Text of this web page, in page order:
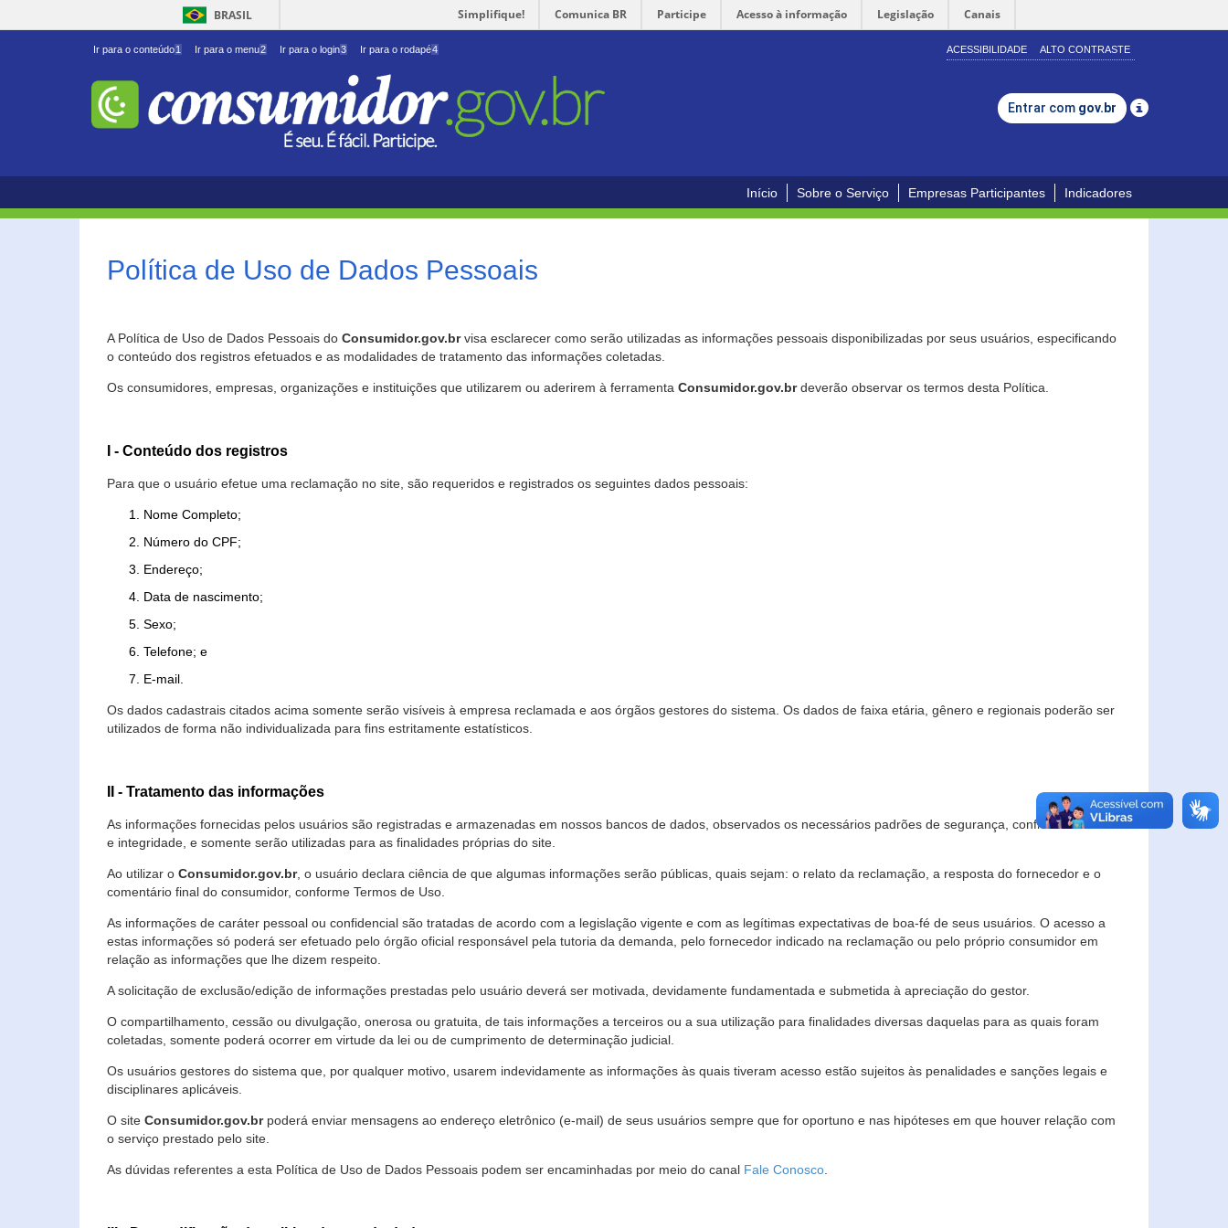
BRASIL Simplifique! Comunica BR Participe Acesso à informação Legislação Canais
Ir para o conteúdo1 Ir para o menu2 Ir para o login3 Ir para o rodapé4 ACESSIBILIDADE ALTO CONTRASTE
Entrar com gov.br
Início Sobre o Serviço Empresas Participantes Indicadores
Política de Uso de Dados Pessoais
A Política de Uso de Dados Pessoais do Consumidor.gov.brvisa esclarecer como serão utilizadas as informações pessoais disponibilizadas por seus usuários, especificando
o conteúdo dos registros efetuados e as modalidades de tratamento das informações coletadas.
Os consumidores, empresas, organizações e instituições que utilizarem ou aderirem à ferramenta Consumidor.gov.brdeverão observar os termos desta Política.
I - Conteúdo dos registros
Para que o usuário efetue uma reclamação no site, são requeridos e registrados os seguintes dados pessoais:
Nome Completo;
Número do CPF;
Endereço;
Data de nascimento;
Sexo;
Telefone; e
E-mail.
Os dados cadastrais citados acima somente serão visíveis à empresa reclamada e aos órgãos gestores do sistema. Os dados de faixa etária, gênero e regionais poderão ser
utilizados de forma não individualizada para fins estritamente estatísticos.
II - Tratamento das informações
As informações fornecidas pelos usuários são registradas e armazenadas em nossos bancos de dados, observados os necessários padrões de segurança, confidencialidade
e integridade, e somente serão utilizadas para as finalidades próprias do site.
Ao utilizar o Consumidor.gov.br, o usuário declara ciência de que algumas informações serão públicas, quais sejam: o relato da reclamação, a resposta do fornecedor e o
comentário final do consumidor, conforme Termos de Uso.
As informações de caráter pessoal ou confidencial são tratadas de acordo com a legislação vigente e com as legítimas expectativas de boa-fé de seus usuários. O acesso a
estas informações só poderá ser efetuado pelo órgão oficial responsável pela tutoria da demanda, pelo fornecedor indicado na reclamação ou pelo próprio consumidor em
relação as informações que lhe dizem respeito.
A solicitação de exclusão/edição de informações prestadas pelo usuário deverá ser motivada, devidamente fundamentada e submetida à apreciação do gestor.
O compartilhamento, cessão ou divulgação, onerosa ou gratuita, de tais informações a terceiros ou a sua utilização para finalidades diversas daquelas para as quais foram
coletadas, somente poderá ocorrer em virtude da lei ou de cumprimento de determinação judicial.
Os usuários gestores do sistema que, por qualquer motivo, usarem indevidamente as informações às quais tiveram acesso estão sujeitos às penalidades e sanções legais e
disciplinares aplicáveis.
O site Consumidor.gov.brpoderá enviar mensagens ao endereço eletrônico (e-mail) de seus usuários sempre que for oportuno e nas hipóteses em que houver relação com
o serviço prestado pelo site.
As dúvidas referentes a esta Política de Uso de Dados Pessoais podem ser encaminhadas por meio do canal Fale Conosco